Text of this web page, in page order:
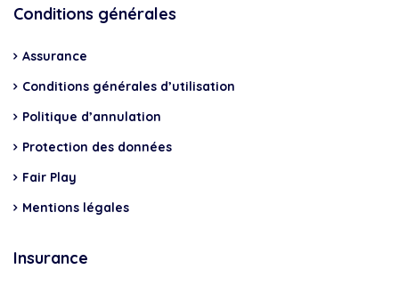
Conditions générales
Assurance
Conditions générales d’utilisation
Politique d’annulation
Protection des données
Fair Play
Mentions légales
Insurance